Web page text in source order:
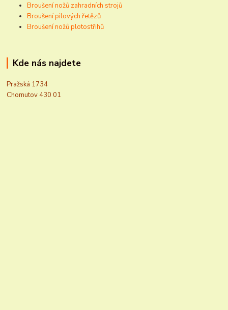
Broušení nožů zahradních strojů
Broušení pilových řetězů
Broušení nožů plotostřihů
Kde nás najdete
Pražská 1734
Chomutov 430 01